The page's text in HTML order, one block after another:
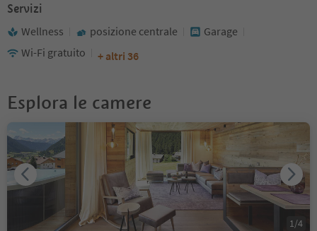
Servizi
Wellness posizione centrale
Garage
Wi-Fi gratuito
+ altri 36
Esplora le camere
1/4